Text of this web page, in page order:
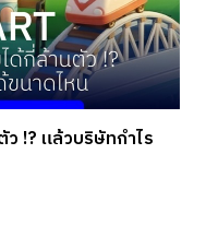
ว !? แล้วบริษัทกำไร